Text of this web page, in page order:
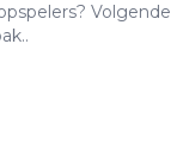
Volgende